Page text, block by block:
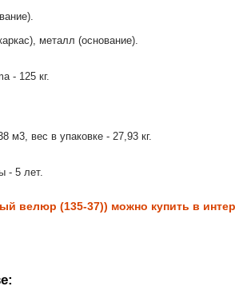
металл (основание).
- 125 кг.
м3, вес в упаковке - 27,93 кг.
- 5 лет.
велюр (135-37)) можно купить в